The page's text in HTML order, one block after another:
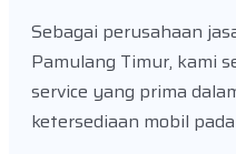
Sebagai perusahaan
Pamulang Timur, kami
service yang prima
ketersediaan mobil